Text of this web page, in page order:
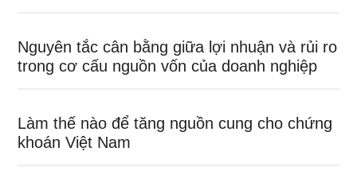
Nguyên tắc cân bằng giữa lợi nhuận và rủi ro
trong cơ cấu nguồn vốn của doanh nghiệp
Làm thế nào để tăng nguồn cung cho chứng
khoán Việt Nam